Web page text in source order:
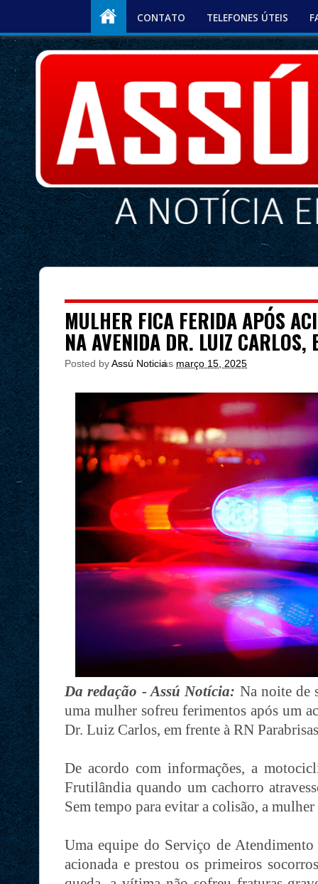
CONTATO TELEFONES ÚTEIS
MULHER FICA FERIDA APÓS
NA AVENIDA DR. LUIZ CARLOS,
Posted byAssú Noticia
às março 15, 2025
Da redação - Assú Notícia: Na noite de
uma mulher sofreu ferimentos após um
Dr. Luiz Carlos, em frente à RN
De acordo com informações, a
Frutilândia quando um cachorro
Sem tempo para evitar a colisão, a
Uma equipe do Serviço de
acionada e prestou os primeiros